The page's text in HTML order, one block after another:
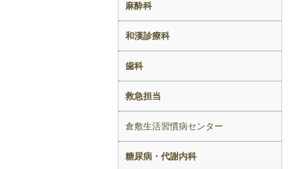
麻酔科
和漢診療科
歯科
救急担当
倉敷生活習慣病センター
糖尿病・代謝内科